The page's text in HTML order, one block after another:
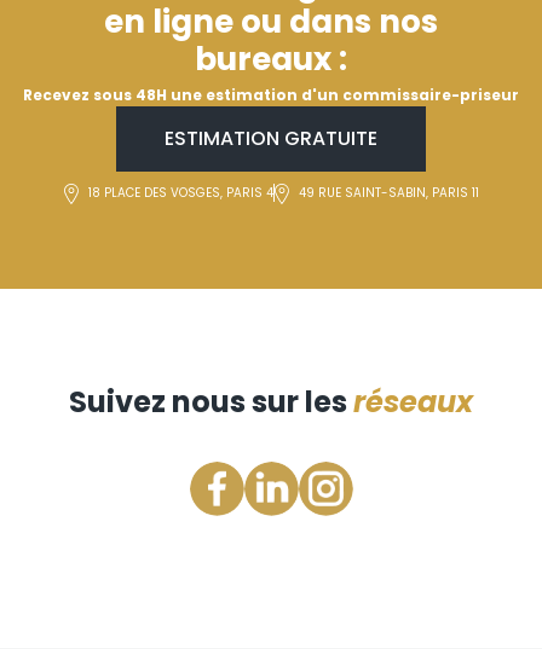
en ligne ou dans nos
bureaux :
Recevez sous 48H une estimation d'un commissaire-priseur
ESTIMATION GRATUITE
18 PLACE DES VOSGES, PARIS 4 49 RUE SAINT-SABIN, PARIS 11
Suivez nous sur lesréseaux